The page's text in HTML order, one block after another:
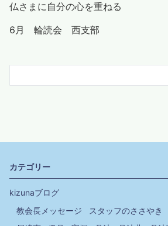
仏さまに自分の心を重ねる
6月 輪読会 西支部
カテゴリー
kizunaブログ
教会長メッセージ
スタッフのささやき